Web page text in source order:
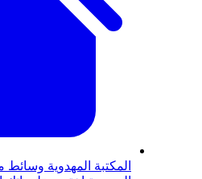
المهدويةوسائط متعددةالأسئلة